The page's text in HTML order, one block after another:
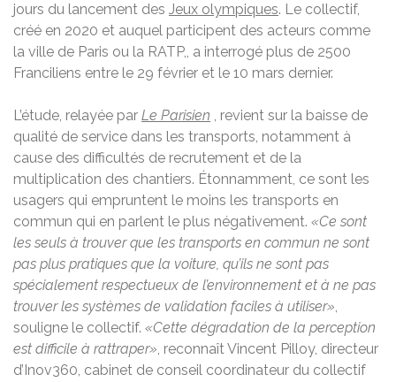
jours du lancement des Jeux olympiques. Le collectif,
créé en 2020 et auquel participent des acteurs comme
la ville de Paris ou la RATP,, a interrogé plus de 2500
Franciliens entre le 29 février et le 10 mars dernier.
L’étude, relayée par Le Parisien , revient sur la baisse de
qualité de service dans les transports, notamment à
cause des difficultés de recrutement et de la
multiplication des chantiers. Étonnamment, ce sont les
usagers qui empruntent le moins les transports en
commun qui en parlent le plus négativement. «Ce sont
les seuls à trouver que les transports en commun ne sont
pas plus pratiques que la voiture, qu’ils ne sont pas
spécialement respectueux de l’environnement et à ne pas
trouver les systèmes de validation faciles à utiliser»,
souligne le collectif. «Cette dégradation de la perception
est difficile à rattraper», reconnaît Vincent Pilloy, directeur
d’Inov360, cabinet de conseil coordinateur du collectif